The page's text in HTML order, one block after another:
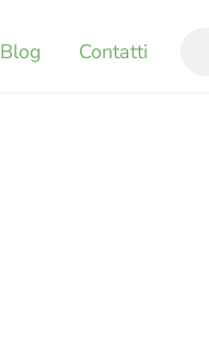
Blog Contatti